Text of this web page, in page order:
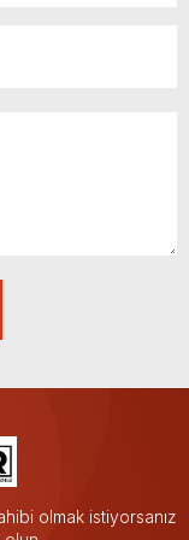
olmak istiyorsanız